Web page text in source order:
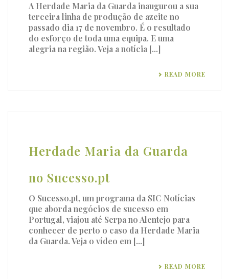
A Herdade Maria da Guarda inaugurou a sua
terceira linha de produção de azeite no
passado dia 17 de novembro. É o resultado
do esforço de toda uma equipa. E uma
alegria na região. Veja a notícia [...]
READ MORE
Herdade Maria da Guarda
no Sucesso.pt
O Sucesso.pt, um programa da SIC Notícias
que aborda negócios de sucesso em
Portugal, viajou até Serpa no Alentejo para
conhecer de perto o caso da Herdade Maria
da Guarda. Veja o vídeo em [...]
READ MORE